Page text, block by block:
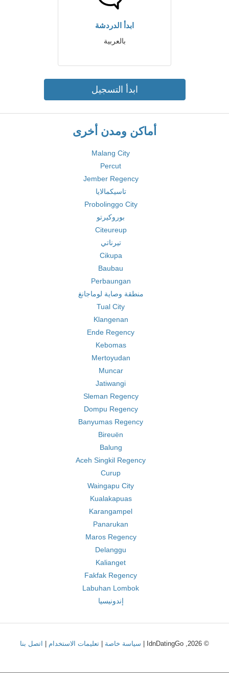
ابدأ الدردشة
بالعربية
ابدأ التسجيل
أماكن ومدن أخرى
Malang City
Percut
Jember Regency
تاسيكمالايا
Probolinggo City
بوروكيرتو
Citeureup
تيرناتي
Cikupa
Baubau
Perbaungan
منطقة وصاية لوماجانغ
Tual City
Klangenan
Ende Regency
Kebomas
Mertoyudan
Muncar
Jatiwangi
Sleman Regency
Dompu Regency
Banyumas Regency
Bireuën
Balung
Aceh Singkil Regency
Curup
Waingapu City
Kualakapuas
Karangampel
Panarukan
Maros Regency
Delanggu
Kalianget
Fakfak Regency
Labuhan Lombok
إندونيسيا
© 2026, IdnDatingGo | سياسة خاصة تعليمات الاستخدام اتصل بنا